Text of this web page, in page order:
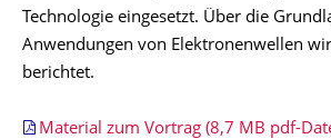
Technologie eingesetzt. Über die
Anwendungen von Elektronenwellen
berichtet.
Material zum Vortrag (8,7 MB pdf-